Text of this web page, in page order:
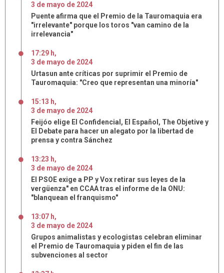
3 de mayo de 2024
Puente afirma que el Premio de la Tauromaquia era
"irrelevante" porque los toros "van camino de la
irrelevancia"
17:29 h,
3 de mayo de 2024
Urtasun ante críticas por suprimir el Premio de
Tauromaquia: "Creo que representan una minoría"
15:13 h,
3 de mayo de 2024
Feijóo elige El Confidencial, El Español, The Objetive y
El Debate para hacer un alegato por la libertad de
prensa y contra Sánchez
13:23 h,
3 de mayo de 2024
El PSOE exige a PP y Vox retirar sus leyes de la
vergüenza" en CCAA tras el informe de la ONU:
"blanquean el franquismo"
13:07 h,
3 de mayo de 2024
Grupos animalistas y ecologistas celebran eliminar
el Premio de Tauromaquia y piden el fin de las
subvenciones al sector